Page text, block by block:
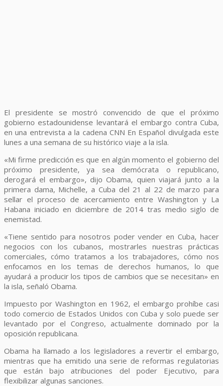
El presidente se mostró convencido de que el próximo
gobierno estadounidense levantará el embargo contra Cuba,
en una entrevista a la cadena CNN En Español divulgada este
lunes a una semana de su histórico viaje a la isla.
«Mi firme predicción es que en algún momento el gobierno del
próximo presidente, ya sea demócrata o republicano,
derogará el embargo», dijo Obama, quien viajará junto a la
primera dama, Michelle, a Cuba del 21 al 22 de marzo para
sellar el proceso de acercamiento entre Washington y La
Habana iniciado en diciembre de 2014 tras medio siglo de
enemistad.
«Tiene sentido para nosotros poder vender en Cuba, hacer
negocios con los cubanos, mostrarles nuestras prácticas
comerciales, cómo tratamos a los trabajadores, cómo nos
enfocamos en los temas de derechos humanos, lo que
ayudará a producir los tipos de cambios que se necesitan» en
la isla, señaló Obama.
Impuesto por Washington en 1962, el embargo prohíbe casi
todo comercio de Estados Unidos con Cuba y solo puede ser
levantado por el Congreso, actualmente dominado por la
oposición republicana.
Obama ha llamado a los legisladores a revertir el embargo,
mientras que ha emitido una serie de reformas regulatorias
que están bajo atribuciones del poder Ejecutivo, para
flexibilizar algunas sanciones.